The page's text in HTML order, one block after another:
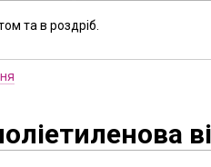
та в роздріб.